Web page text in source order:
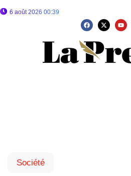
6 août 2026 00:39
Société